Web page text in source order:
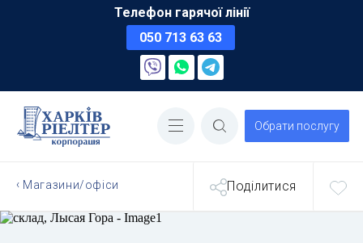
Телефон гарячої лінії
050 713 63 63
Обрати послугу
Магазини/офіси Поділитися